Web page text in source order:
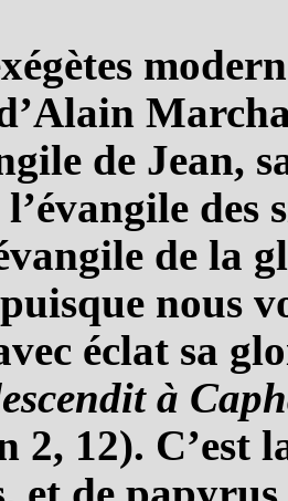
de Jean,
de la
nous
éclat sa
à
2, 12). C’est